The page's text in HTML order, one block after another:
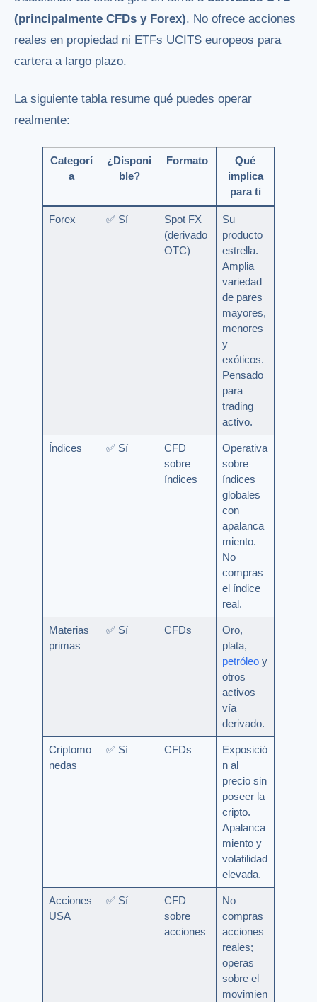
(principalmente CFDs y Forex). No ofrece acciones
reales en propiedad ni ETFs UCITS europeos para
cartera a largo plazo.
La siguiente tabla resume qué puedes operar
realmente:
Categorí
a
¿Disponi
ble?
Formato
Qué
implica
para ti
Forex ✅ Sí
Spot FX
(derivado
OTC)
Su
producto
estrella.
Amplia
variedad
de pares
mayores,
menores
y
exóticos.
Pensado
para
trading
activo.
Índices ✅ Sí
CFD
sobre
índices
Operativa
sobre
índices
globales
con
apalanca
miento.
No
compras
el índice
real.
Materias
primas
✅ Sí CFDs
Oro,
plata,
petróleoy
otros
activos
vía
derivado.
Criptomo
nedas
✅ Sí CFDs
Exposició
n al
precio sin
poseer la
cripto.
Apalanca
miento y
volatilidad
elevada.
Acciones
USA
✅ Sí
CFD
sobre
acciones
No
compras
acciones
reales;
operas
sobre el
movimien